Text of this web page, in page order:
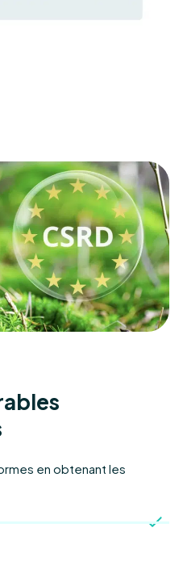
en obtenant les